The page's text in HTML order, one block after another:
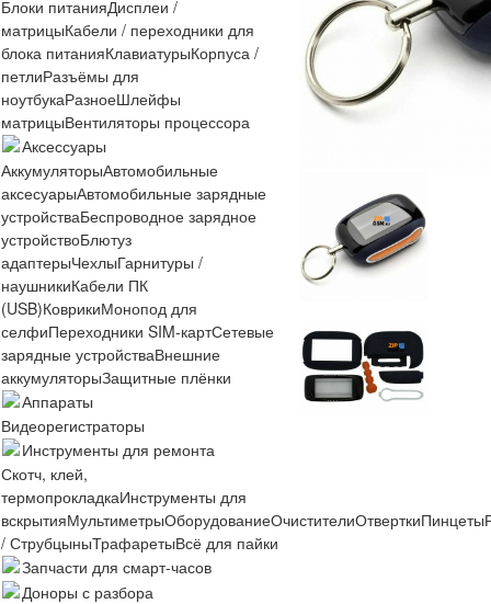
Блоки питанияДисплеи /
матрицыКабели / переходники для
блока питанияКлавиатурыКорпуса /
петлиРазъёмы для
ноутбукаРазноеШлейфы
матрицыВентиляторы процессора
Аксессуары
АккумуляторыАвтомобильные
аксесуарыАвтомобильные зарядные
устройстваБеспроводное зарядное
устройствоБлютуз
адаптерыЧехлыГарнитуры /
наушникиКабели ПК
(USB)КоврикиМонопод для
селфиПереходники SIM-картСетевые
зарядные устройстваВнешние
аккумуляторыЗащитные плёнки
Аппараты
Видеорегистраторы
Инструменты для ремонта
Скотч, клей,
термопрокладкаИнструменты для
вскрытияМультиметрыОборудованиеОчистителиОтверткиПинцеты
/ СтрубцыныТрафаретыВсё для пайки
Запчасти для смарт-часов
Доноры с разбора